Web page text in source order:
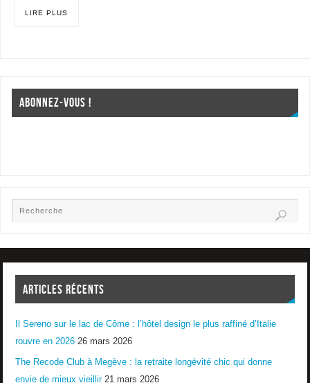
LIRE PLUS
ABONNEZ-VOUS !
ARTICLES RÉCENTS
Il Sereno sur le lac de Côme : l’hôtel design le plus raffiné d’Italie
rouvre en 2026 26 mars 2026
The Recode Club à Megève : la retraite longévité chic qui donne
envie de mieux vieillir 21 mars 2026